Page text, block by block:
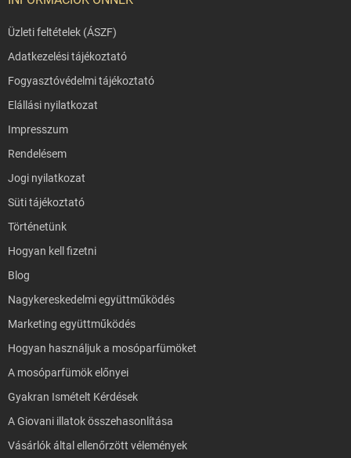
Üzleti feltételek (ÁSZF)
Adatkezelési tájékoztató
Fogyasztóvédelmi tájékoztató
Elállási nyilatkozat
Impresszum
Rendelésem
Jogi nyilatkozat
Süti tájékoztató
Történetünk
Hogyan kell fizetni
Blog
Nagykereskedelmi együttműködés
Marketing együttműködés
Hogyan használjuk a mosóparfümöket
A mosóparfümök előnyei
Gyakran Ismételt Kérdések
A Giovani illatok összehasonlítása
Vásárlók által ellenőrzött vélemények